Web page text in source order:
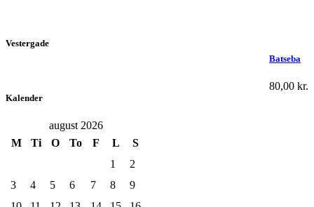
Batseba
80,00 kr.
Vestergade
Kalender
august 2026
M
Ti O To F L
S
1
2
3
4 5 6 7 8
9